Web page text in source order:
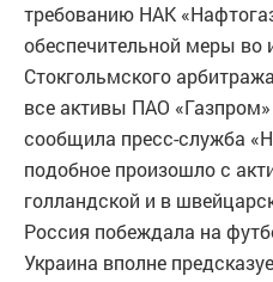
требованию НАК
обеспечительной меры во
Стокгольмского
все активы ПАО
сообщила пресс-служба
подобное произошло с
голландской и в
Россия побеждала на
Украина вполне